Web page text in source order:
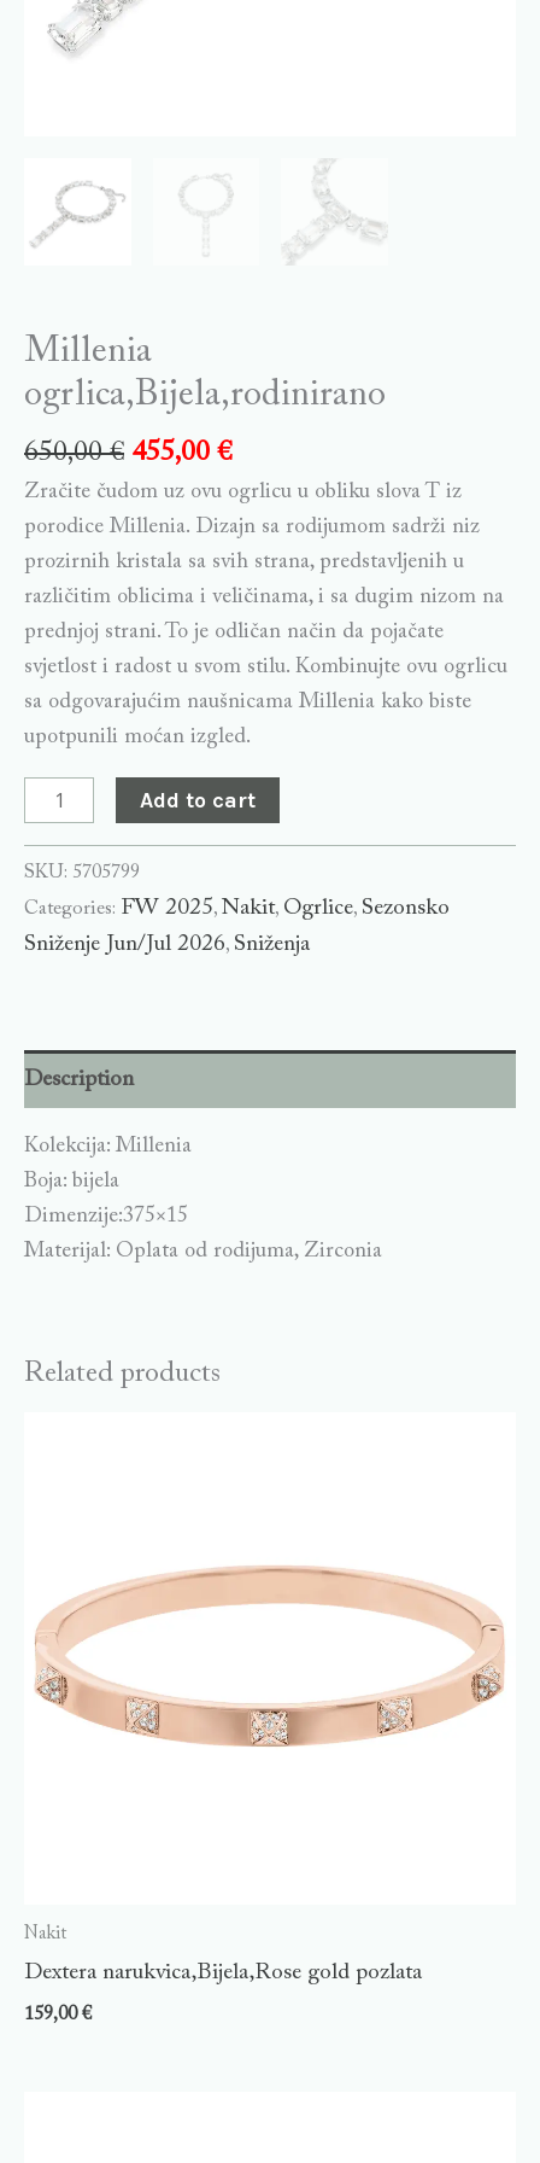
Millenia
ogrlica,Bijela,rodinirano
650,00€ 455,00 €
Zračite čudom uz ovu ogrlicu u obliku slova T iz
porodice Millenia. Dizajn sa rodijumom sadrži niz
prozirnih kristala sa svih strana, predstavljenih u
različitim oblicima i veličinama, i sa dugim nizom na
prednjoj strani. To je odličan način da pojačate
svjetlost i radost u svom stilu. Kombinujte ovu ogrlicu
sa odgovarajućim naušnicama Millenia kako biste
upotpunili moćan izgled.
Add to cart
SKU: 5705799
Categories: FW 2025, Nakit, Ogrlice, Sezonsko
Sniženje Jun/Jul 2026, Sniženja
Description
Kolekcija: Millenia
Boja: bijela
Dimenzije:375×15
Materijal: Oplata od rodijuma, Zirconia
Related products
Nakit
Dextera narukvica,Bijela,Rose gold pozlata
159,00€